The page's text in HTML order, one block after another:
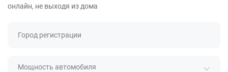
онлайн, не выходя из дома
Город регистрации
Мощность автомобиля